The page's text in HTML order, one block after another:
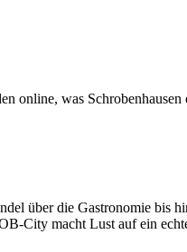
online, was Schrobenhausen
über die Gastronomie bis
City macht Lust auf ein